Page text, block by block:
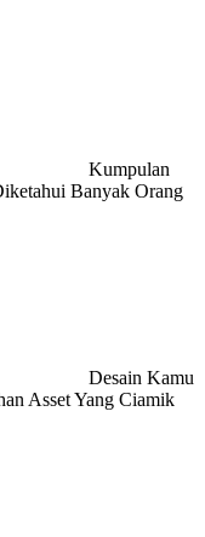
Kumpulan
Banyak Orang
Desain Kamu
Asset Yang Ciamik